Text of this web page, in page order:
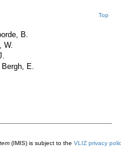
Top
B.
W.
Bergh, E.
(IMIS) is subject to the VLIZ privacy